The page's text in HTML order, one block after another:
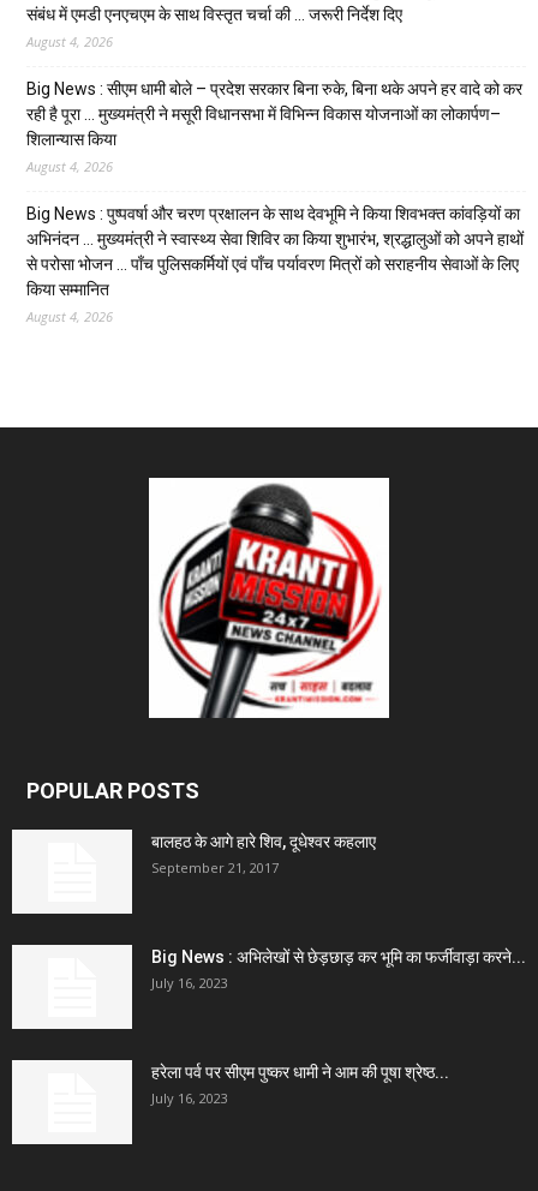
संबंध में एमडी एनएचएम के साथ विस्तृत चर्चा की … जरूरी निर्देश दिए
August 4, 2026
Big News : सीएम धामी बोले – प्रदेश सरकार बिना रुके, बिना थके अपने हर वादे को कर
रही है पूरा … मुख्यमंत्री ने मसूरी विधानसभा में विभिन्न विकास योजनाओं का लोकार्पण–
शिलान्यास किया
August 4, 2026
Big News : पुष्पवर्षा और चरण प्रक्षालन के साथ देवभूमि ने किया शिवभक्त कांवड़ियों का
अभिनंदन … मुख्यमंत्री ने स्वास्थ्य सेवा शिविर का किया शुभारंभ, श्रद्धालुओं को अपने हाथों
से परोसा भोजन … पाँच पुलिसकर्मियों एवं पाँच पर्यावरण मित्रों को सराहनीय सेवाओं के लिए
किया सम्मानित
August 4, 2026
POPULAR POSTS
बालहठ के आगे हारे शिव, दूधेश्वर कहलाए
September 21, 2017
Big News : अभिलेखों से छेड़छाड़ कर भूमि का फर्जीवाड़ा करने...
July 16, 2023
हरेला पर्व पर सीएम पुष्कर धामी ने आम की पूषा श्रेष्ठ...
July 16, 2023